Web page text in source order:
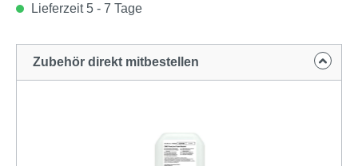
Lieferzeit 5 - 7 Tage
Zubehör direkt mitbestellen